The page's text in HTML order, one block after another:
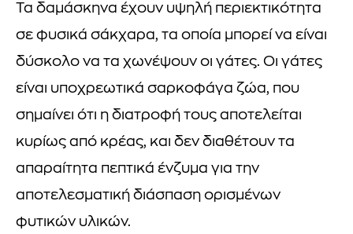
Τα δαμάσκηνα έχουν υψηλή περιεκτικότητα
σε φυσικά σάκχαρα, τα οποία μπορεί να είναι
δύσκολο να τα χωνέψουν οι γάτες. Οι γάτες
είναι υποχρεωτικά σαρκοφάγα ζώα, που
σημαίνει ότι η διατροφή τους αποτελείται
κυρίως από κρέας, και δεν διαθέτουν τα
απαραίτητα πεπτικά ένζυμα για την
αποτελεσματική διάσπαση ορισμένων
φυτικών υλικών.